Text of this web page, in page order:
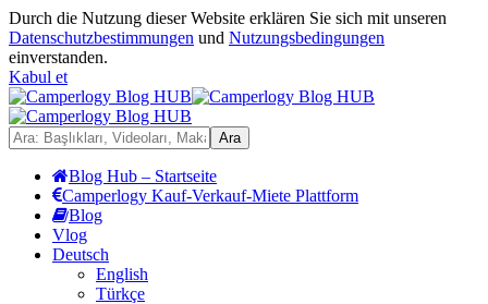
Durch die Nutzung dieser Website erklären Sie sich mit unseren
Datenschutzbestimmungen und Nutzungsbedingungen
einverstanden.
Kabul et
Blog Hub – Startseite
Camperlogy Kauf-Verkauf-Miete Plattform
Blog
Vlog
Deutsch
English
Türkçe